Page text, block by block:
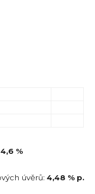
4,6 %
úvěrů: 4,48 % p.